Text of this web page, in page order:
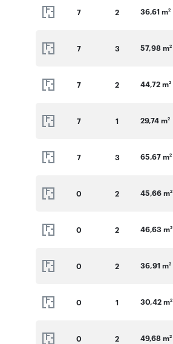
7 2 36,61 m2
7 3 57,98 m2
7 2 44,72 m2
7 1 29,74 m2
7 3 65,67 m2
0 2 45,66 m2
0 2 46,63 m2
0 2 36,91 m2
0 1 30,42 m2
0 2 49,68 m2